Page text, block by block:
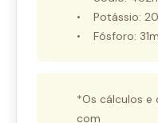
• Potássio:
• Fósforo:
*Os cálculos
com